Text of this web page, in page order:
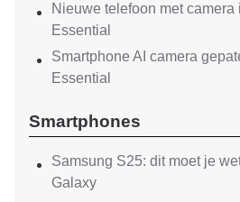
Nieuwe telefoon met camera
Essential
Smartphone AI camera
Essential
Smartphones
Samsung S25: dit moet je
Galaxy